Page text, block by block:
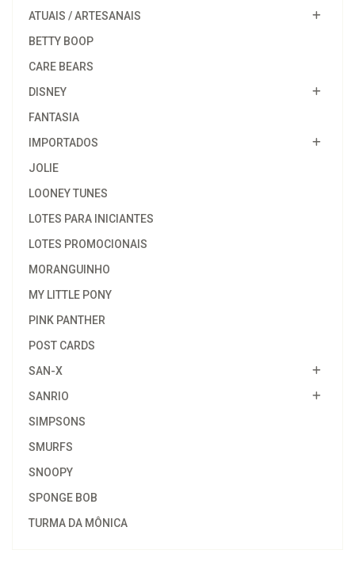
ATUAIS / ARTESANAIS
BETTY BOOP
CARE BEARS
DISNEY
FANTASIA
IMPORTADOS
JOLIE
LOONEY TUNES
LOTES PARA INICIANTES
LOTES PROMOCIONAIS
MORANGUINHO
MY LITTLE PONY
PINK PANTHER
POST CARDS
SAN-X
SANRIO
SIMPSONS
SMURFS
SNOOPY
SPONGE BOB
TURMA DA MÔNICA